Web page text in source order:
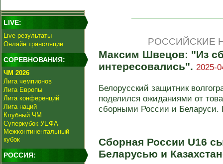
LIVE:
Live-результаты
Онлайн трансляции
СОРЕВНОВАНИЯ:
ЧМ 2026
Лига чемпионов
Лига Европы
Лига конференций
Лига наций
Клубный ЧМ
Суперкубок УЕФА
Межконтинентальный
кубок
РОССИЯ:
РОССИЙСКИЕ
Максим Швецов: "Из
интересовались". 2025-
Белорусский защитник
поделился ожиданиями от
сборными России и Беларуси.
Сборная России U16
Беларусью и